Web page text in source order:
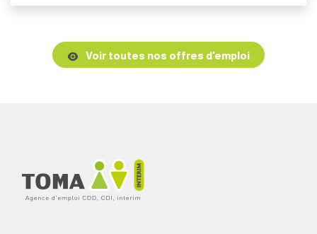
Voir toutes nos offres d'emploi